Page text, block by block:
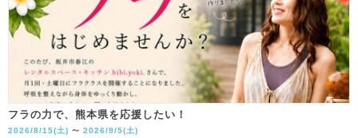
フラの力で、熊本県を応援したい！
2026/8/15(土) 〜 2026/9/5(土)